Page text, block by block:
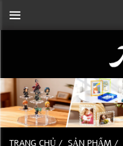
TRANG CHỦ / SẢN PHẨM /